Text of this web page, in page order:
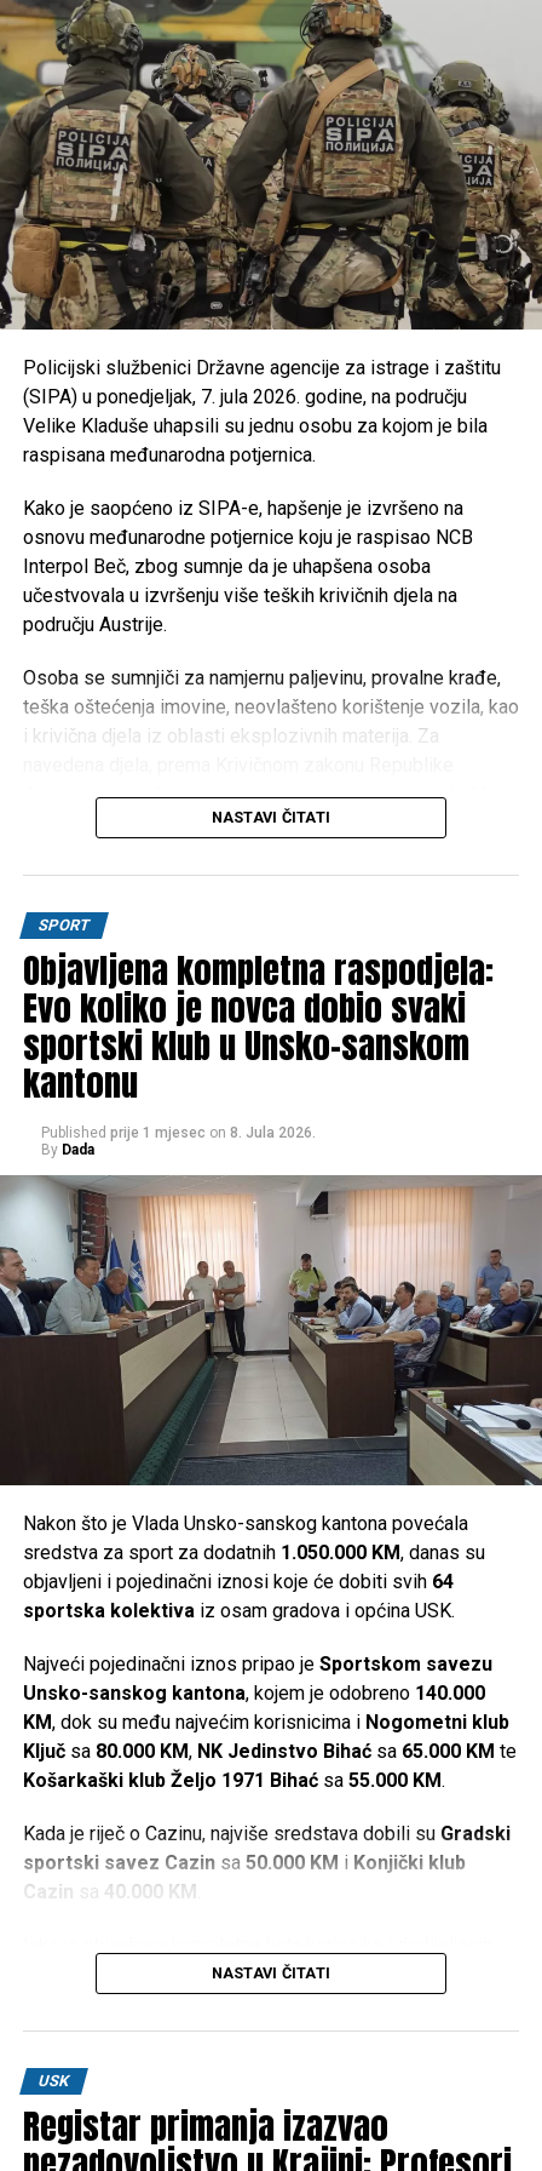
manifestacije gradova i općina u USK kroz program
podrške razvoju turističke ponude.
Usvojena je nova odluka kojom se uređuju uslovi i
kriteriji za ostvarivanje prava na prednost pri
zapošljavanju i zadržavanju na poslu pripadnika
branilačkih kategorija.
Podržan je projekat Osnovne škole “Jezerski” iz
Bosanske Krupe, koji se realizuje u saradnji s
UNDP-om u okviru aktivnosti zelene tranzicije u
Bosni i Hercegovini.
Bihaćko muftijstvo i Ilmijju u ukupnom iznosu od
147.000 KM.
Iz Vlade USK poručuju da će i u narednom periodu
obrazovanja, podršku boračkoj populaciji, razvoj
turizma i poboljšanje kvaliteta života građana
Unsko-sanskog kantona.
Share
Share
Tweet Share
Policijski službenici Državne agencije za istrage i zaštitu
(SIPA) u ponedjeljak, 7. jula 2026. godine, na području
Velike Kladuše uhapsili su jednu osobu za kojom je bila
raspisana međunarodna potjernica.
Kako je saopćeno iz SIPA-e, hapšenje je izvršeno na
osnovu međunarodne potjernice koju je raspisao NCB
Interpol Beč, zbog sumnje da je uhapšena osoba
učestvovala u izvršenju više teških krivičnih djela na
području Austrije.
Osoba se sumnjiči za namjernu paljevinu, provalne krađe,
teška oštećenja imovine, neovlašteno korištenje vozila, kao
i krivična djela iz oblasti eksplozivnih materija. Za
Austrije, predviđena je maksimalna kazna zatvora do 15
Na osnovu operativnih saznanja, osumnjičenog su locirali
slobode.
Nakon završene kriminalističke obrade, uhapšena osoba
predata je u nadležnost Suda Bosne i Hercegovine radi
daljnjeg postupanja.
U realizaciji ove akcije ostvarena je saradnja između SIPA-
e, Obavještajno-sigurnosne agencije Bosne i Hercegovine
(OSA BiH) i Ministarstva unutrašnjih poslova Unsko-
sanskog kantona.
Share Post
Share
Tweet Share
Mail
NASTAVI ČITATI
SPORT
Objavljena kompletna raspodjela:
Evo koliko je novca dobio svaki
sportski klub u Unsko-sanskom
kantonu
Published prije 1 mjesec on 8. Jula 2026.
By Dada
Nakon što je Vlada Unsko-sanskog kantona povećala
sredstva za sport za dodatnih 1.050.000 KM, danas su
objavljeni i pojedinačni iznosi koje će dobiti svih 64
sportska kolektiva iz osam gradova i općina USK.
Najveći pojedinačni iznos pripao je Sportskom savezu
Unsko-sanskog kantona, kojem je odobreno 140.000
KM, dok su među najvećim korisnicima i Nogometni klub
Ključsa 80.000 KM, NK Jedinstvo Bihaćsa 65.000 KM te
Košarkaški klub Željo 1971 Bihaćsa 55.000 KM.
Kada je riječ o Cazinu, najviše sredstava dobili su Gradski
sportski savez Cazinsa 50.000 KM i Konjički klub
Cazin sa 40.000 KM
iznosa, u dostupnim informacijama nisu navedeni kriteriji
pojedini sportski kolektiv.
Najveći pojedinačni iznosi
Sportski savez USK –140.000 KM
NASTAVI ČITATI
USK
Registar primanja izazvao